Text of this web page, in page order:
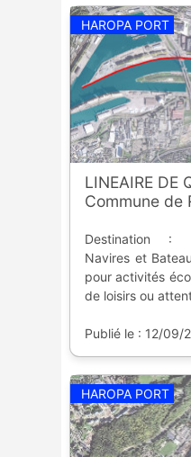
HAROPA PORT
LINEAIRE DE
Commune de
Destination :
Navires et
pour activités
de loisirs ou
Publié le : 12/09/
HAROPA PORT